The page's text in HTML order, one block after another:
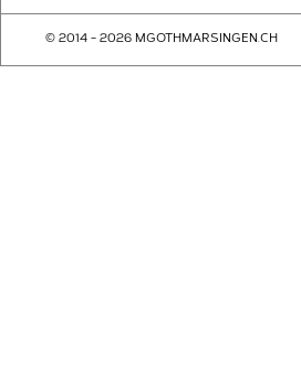
© 2014 - 2026 MGOTHMARSINGEN.CH